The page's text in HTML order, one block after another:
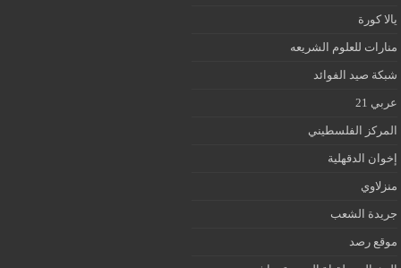
يالا كورة
منارات للعلوم الشريعه
شبكة صيد الفوائد
عربي 21
المركز الفلسطيني
إخوان الدقهلية
منزلاوي
جريدة الشعب
موقع رصد